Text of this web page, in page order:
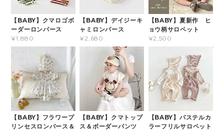
【BABY】クマロゴボ
ーダーロンパース
¥1,880
【BABY】デイジーキ
ャミロンパース
¥2,680
【BABY】夏新作 ヒ
ョウ柄サロペット
¥2,500
【BABY】フラワープ
リンセスロンパース＆
【BABY】クマトップ
ス＆ボーダーパンツ
【BABY】パステルカ
ラーフリルサロペット